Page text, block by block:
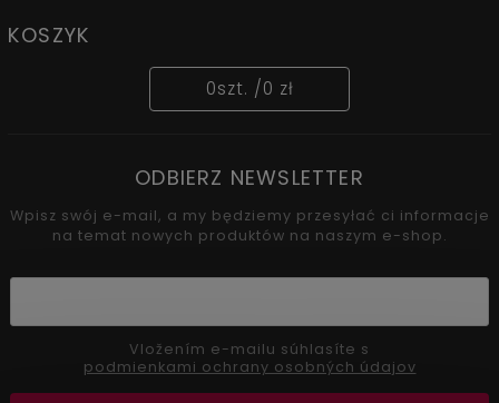
KOSZYK
0szt. /0 zł
ODBIERZ NEWSLETTER
Wpisz swój e-mail, a my będziemy przesyłać ci informacje
na temat nowych produktów na naszym e-shop.
podmienkami ochrany osobných údajov